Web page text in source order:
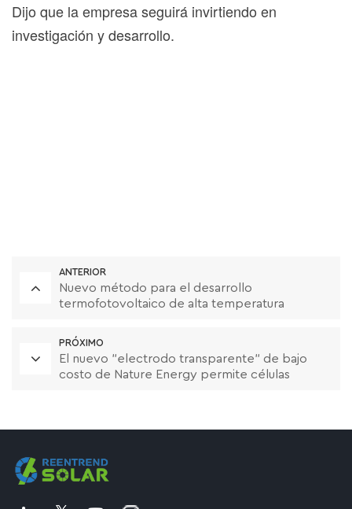
Dijo que la empresa seguirá invirtiendo en
investigación y desarrollo.
ANTERIOR
Nuevo método para el desarrollo
termofotovoltaico de alta temperatura
PRÓXIMO
El nuevo "electrodo transparente" de bajo
costo de Nature Energy permite células